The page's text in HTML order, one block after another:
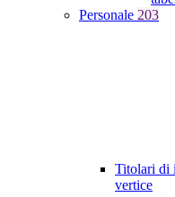
Personale 203
Titolari di
vertice